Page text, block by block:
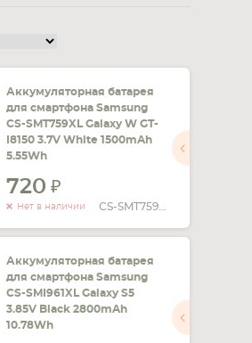
Аккумуляторная батарея
для смартфона Samsung
CS-SMT759XL Galaxy W GT-
I8150 3.7V White 1500mAh
5.55Wh
720
Нет в наличии
Аккумуляторная батарея
для смартфона Samsung
CS-SMI961XL Galaxy S5
3.85V Black 2800mAh
10.78Wh